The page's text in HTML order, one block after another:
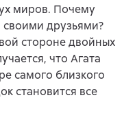
миров. Почему
своими друзьями?
стороне двойных
что Агата
самого близкого
становится все